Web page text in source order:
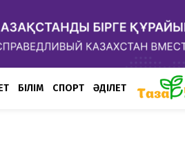
БІЛІМ СПОРТ ӘДІЛЕТ